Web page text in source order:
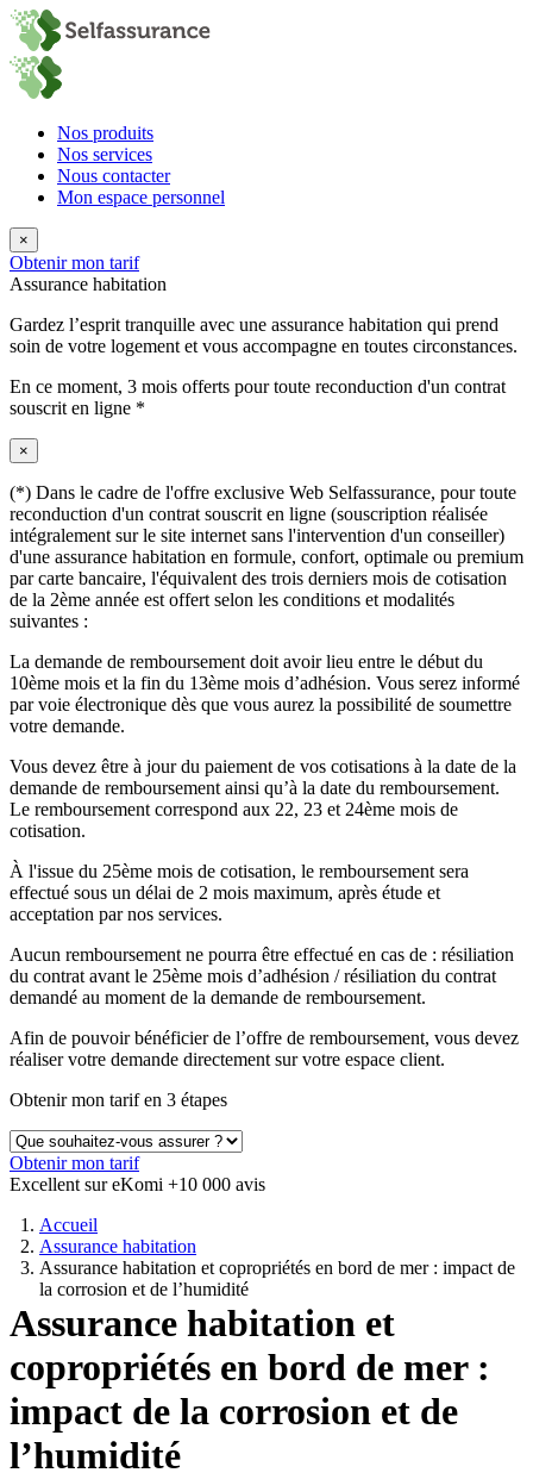
Nos produits
Nos services
Nous contacter
Mon espace personnel
×
Obtenir mon tarif
Assurance habitation
Gardez l’esprit tranquille avec une assurance habitation qui prend
soin de votre logement et vous accompagne en toutes circonstances.
En ce moment, 3 mois offerts pour toute reconduction d'un contrat
souscrit en ligne *
×
(*) Dans le cadre de l'offre exclusive Web Selfassurance, pour toute
reconduction d'un contrat souscrit en ligne (souscription réalisée
intégralement sur le site internet sans l'intervention d'un conseiller)
d'une assurance habitation en formule, confort, optimale ou premium
par carte bancaire, l'équivalent des trois derniers mois de cotisation
de la 2ème année est offert selon les conditions et modalités
suivantes :
La demande de remboursement doit avoir lieu entre le début du
10ème mois et la fin du 13ème mois d’adhésion. Vous serez informé
par voie électronique dès que vous aurez la possibilité de soumettre
votre demande.
Vous devez être à jour du paiement de vos cotisations à la date de la
demande de remboursement ainsi qu’à la date du remboursement.
Le remboursement correspond aux 22, 23 et 24ème mois de
cotisation.
À l'issue du 25ème mois de cotisation, le remboursement sera
effectué sous un délai de 2 mois maximum, après étude et
acceptation par nos services.
Aucun remboursement ne pourra être effectué en cas de : résiliation
du contrat avant le 25ème mois d’adhésion / résiliation du contrat
demandé au moment de la demande de remboursement.
Afin de pouvoir bénéficier de l’offre de remboursement, vous devez
réaliser votre demande directement sur votre espace client.
Obtenir mon tarif en 3 étapes
Obtenir mon tarif
Excellent sur eKomi +10 000 avis
Accueil
Assurance habitation
Assurance habitation et copropriétés en bord de mer : impact de
la corrosion et de l’humidité
Assurance habitation et
copropriétés en bord de mer :
impact de la corrosion et de
l’humidité